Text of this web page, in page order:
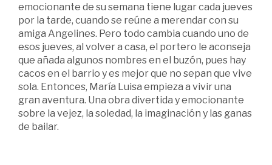
emocionante de su semana tiene lugar cada jueves
por la tarde, cuando se reúne a merendar con su
amiga Angelines. Pero todo cambia cuando uno de
esos jueves, al volver a casa, el portero le aconseja
que añada algunos nombres en el buzón, pues hay
cacos en el barrio y es mejor que no sepan que vive
sola. Entonces, María Luisa empieza a vivir una
gran aventura. Una obra divertida y emocionante
sobre la vejez, la soledad, la imaginación y las ganas
de bailar.